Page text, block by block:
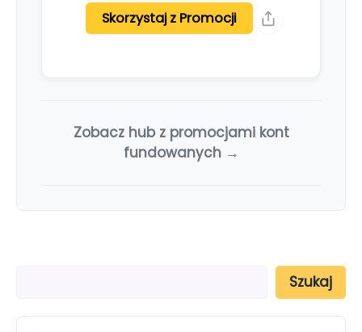
Skorzystaj z Promocji
Zobacz hub z promocjami kont
fundowanych →
Szukaj